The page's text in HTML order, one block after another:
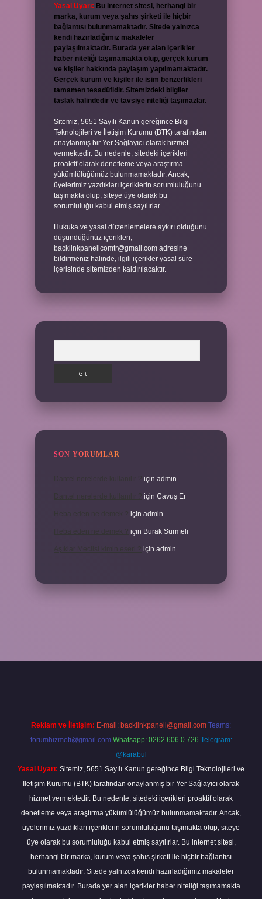
Yasal Uyarı: Bu internet sitesi, herhangi bir
marka, kurum veya şahıs şirketi ile hiçbir
bağlantısı bulunmamaktadır. Sitede yalnızca
kendi hazırladığımız makaleler
paylaşılmaktadır. Burada yer alan içerikler
haber niteliği taşımamakta olup, gerçek kurum
ve kişiler hakkında paylaşım yapılmamaktadır.
Gerçek kurum ve kişiler ile isim benzerlikleri
tamamen tesadüfidir. Sitemizdeki bilgiler
taslak halindedir ve tavsiye niteliği taşımazlar.
Sitemiz, 5651 Sayılı Kanun gereğince Bilgi
Teknolojileri ve İletişim Kurumu (BTK) tarafından
onaylanmış bir Yer Sağlayıcı olarak hizmet
vermektedir. Bu nedenle, sitedeki içerikleri
proaktif olarak denetleme veya araştırma
yükümlülüğümüz bulunmamaktadır. Ancak,
üyelerimiz yazdıkları içeriklerin sorumluluğunu
taşımakta olup, siteye üye olarak bu
sorumluluğu kabul etmiş sayılırlar.
Hukuka ve yasal düzenlemelere aykırı olduğunu
düşündüğünüz içerikleri,
backlinkpanelicomtr@gmail.com adresine
bildirmeniz halinde, ilgili içerikler yasal süre
içerisinde sitemizden kaldırılacaktır.
SON YORUMLAR
için admin
için Çavuş Er
için admin
Heba eden ne demek ? için Burak Sürmeli
için admin
Reklam ve İletişim: E-mail: backlinkpaneli@gmail.com Teams:
forumhizmeti@gmail.com Whatsapp: 0262 606 0 726 Telegram:
@karabul
Yasal Uyarı: Sitemiz, 5651 Sayılı Kanun gereğince Bilgi Teknolojileri ve
İletişim Kurumu (BTK) tarafından onaylanmış bir Yer Sağlayıcı olarak
hizmet vermektedir. Bu nedenle, sitedeki içerikleri proaktif olarak
denetleme veya araştırma yükümlülüğümüz bulunmamaktadır. Ancak,
üyelerimiz yazdıkları içeriklerin sorumluluğunu taşımakta olup, siteye
üye olarak bu sorumluluğu kabul etmiş sayılırlar. Bu internet sitesi,
herhangi bir marka, kurum veya şahıs şirketi ile hiçbir bağlantısı
bulunmamaktadır. Sitede yalnızca kendi hazırladığımız makaleler
paylaşılmaktadır. Burada yer alan içerikler haber niteliği taşımamakta